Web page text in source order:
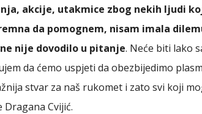
akcije, utakmice zbog nekih ljudi
da pomognem, nisam imala
nije dovodilo u pitanje. Neće biti lako
da ćemo uspjeti da obezbijedimo
stvar za naš rukomet i zato svi koji
Cvijić.